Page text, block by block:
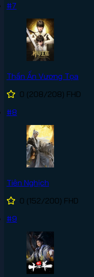
#7
Thần Ấn Vương Tọa
0 (208/208) FHD
#8
Tiên Nghịch
0 (152/200) FHD
#9